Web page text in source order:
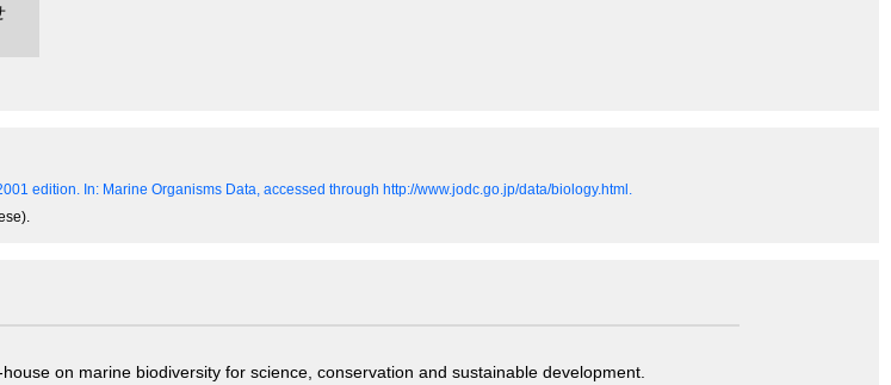
edition. In: Marine Organisms Data, accessed through http://www.jodc.go.jp/data/biology.html.
on marine biodiversity for science, conservation and sustainable development.